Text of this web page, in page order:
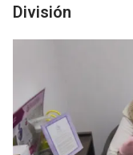
División